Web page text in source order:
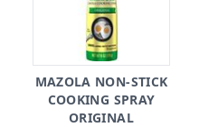
MAZOLA NON-STICK
COOKING SPRAY
ORIGINAL